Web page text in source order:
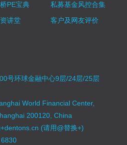
PE宝典
私募基金风控合集
讲堂
客户及网友评价
号环球金融中心9层/24层/25层
World Financial Center,
200120, China
(请用@替换+)